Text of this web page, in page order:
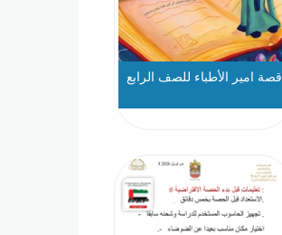
قصة امير الأطباء للصف الرابع